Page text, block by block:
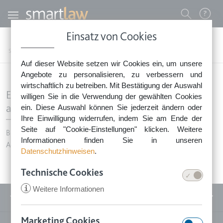
Einsatz von Cookies
Auf dieser Website setzen wir Cookies ein, um unsere
Angebote zu personalisieren, zu verbessern und
wirtschaftlich zu betreiben. Mit Bestätigung der Auswahl
willigen Sie in die Verwendung der gewählten Cookies
ein. Diese Auswahl können Sie jederzeit ändern oder
Ihre Einwilligung widerrufen, indem Sie am Ende der
Seite auf "Cookie-Einstellungen" klicken. Weitere
Informationen finden Sie in unseren
Datenschutzhinweisen.
Technische Cookies
i Weitere Informationen
Direkt zum Inhalt
0800 - 268 4 268 (kostenfrei)
Sie erreichen unser Service-Team:
Montag bis Freitag: 8-18 Uhr
Keine Rechtsberatung.
Benutzermenü
Startseite
Es ist ein Fehler bei Ihrer Anmeldung
aufgetreten!
Bitte versuchen Sie es erneut und überprüfen Sie Ihr E-Mail-
Adresse.